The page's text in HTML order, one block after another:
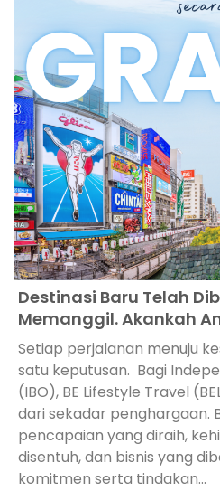
Destinasi Baru Telah
Memanggil. Akankah
Setiap perjalanan menuju
satu keputusan. Bagi
(IBO), BE Lifestyle Travel
dari sekadar penghargaan.
pencapaian yang diraih,
disentuh, dan bisnis yang
komitmen serta tindakan...